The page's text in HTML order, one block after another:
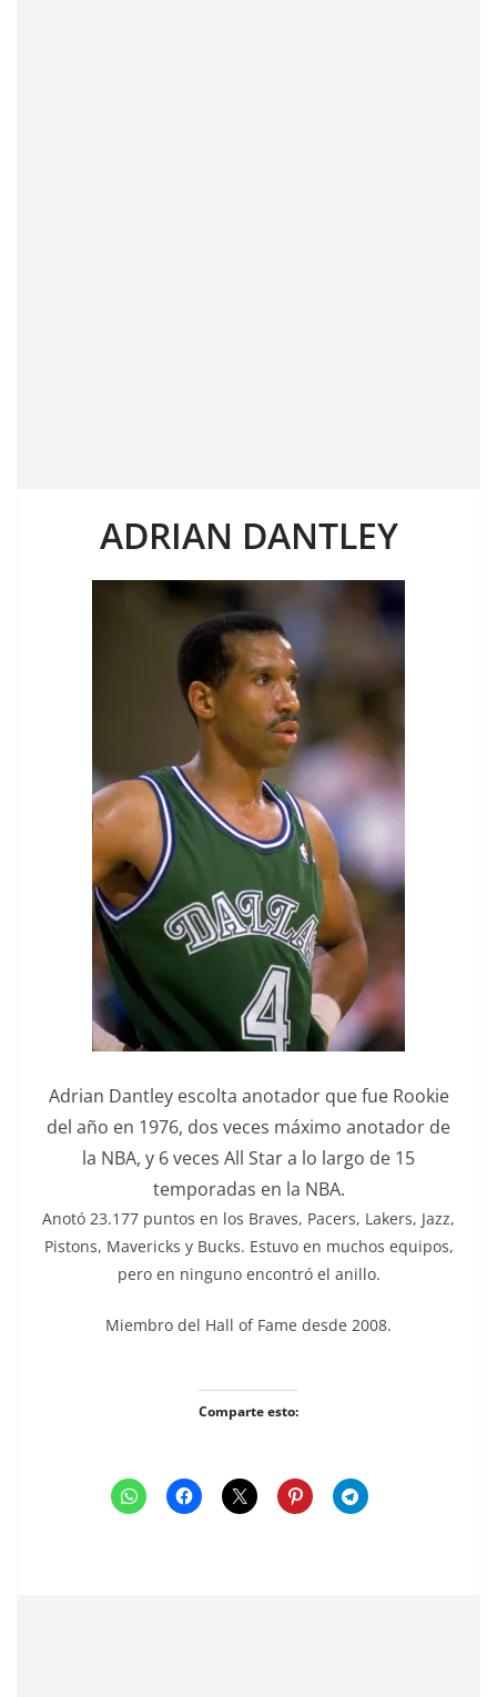
ADRIAN DANTLEY
Adrian Dantley escolta anotador que fue Rookie
del año en 1976, dos veces máximo anotador de
la NBA, y 6 veces All Star a lo largo de 15
temporadas en la NBA.
Anotó 23.177 puntos en los Braves, Pacers, Lakers, Jazz,
Pistons, Mavericks y Bucks. Estuvo en muchos equipos,
pero en ninguno encontró el anillo.
Miembro del Hall of Fame desde 2008.
Comparte esto: